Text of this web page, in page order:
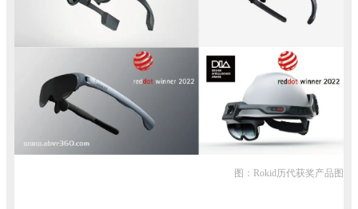
图：Rokid历代获奖产品图